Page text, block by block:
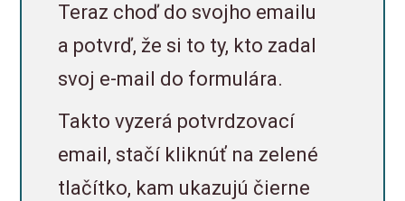
Teraz choď do svojho emailu
a potvrď, že si to ty, kto zadal
svoj e-mail do formulára.
Takto vyzerá potvrdzovací
email, stačí kliknúť na zelené
tlačítko, kam ukazujú čierne